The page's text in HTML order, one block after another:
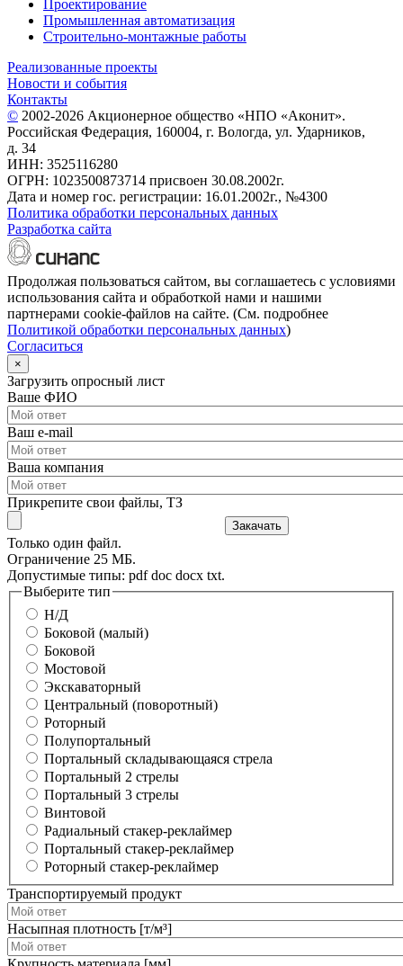
Проектирование
Промышленная автоматизация
Строительно-монтажные работы
Реализованные проекты
Новости и события
Контакты
© 2002-2026 Акционерное общество «НПО «Аконит».
Российская Федерация, 160004, г. Вологда, ул. Ударников,
д. 34
ИНН: 3525116280
ОГРН: 1023500873714 присвоен 30.08.2002г.
Дата и номер гос. регистрации: 16.01.2002г., №4300
Политика обработки персональных данных
Разработка сайта
Продолжая пользоваться сайтом, вы соглашаетесь с условиями
использования сайта и обработкой нами и нашими
партнерами cookie-файлов на сайте. (См. подробнее
Политикой обработки персональных данных)
Согласиться
×
Загрузить опросный лист
Ваше ФИО
Ваш e-mail
Ваша компания
Прикрепите свои файлы, ТЗ
Только один файл.
Ограничение 25 МБ.
Допустимые типы: pdf doc docx txt.
Выберите тип
Н/Д
Боковой (малый)
Боковой
Мостовой
Экскаваторный
Центральный (поворотный)
Роторный
Полупортальный
Портальный складывающаяся стрела
Портальный 2 стрелы
Портальный 3 стрелы
Винтовой
Радиальный стакер-реклаймер
Портальный стакер-реклаймер
Роторный стакер-реклаймер
Транспортируемый продукт
Насыпная плотность [т/м³]